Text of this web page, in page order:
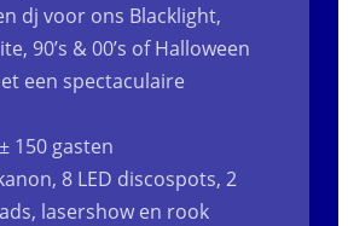
dj voor ons Blacklight,
90’s & 00’s of Halloween
een spectaculaire
150 gasten
8 LED discospots, 2
lasershow en rook